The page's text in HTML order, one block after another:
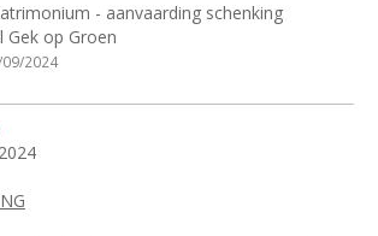
- aanvaarding schenking
Gek op Groen
2024